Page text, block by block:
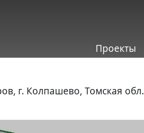
Проекты
г. Колпашево, Томская обл.